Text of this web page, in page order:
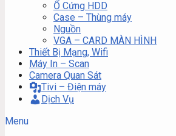
Ổ Cứng HDD
Case – Thùng máy
Nguồn
VGA – CARD MÀN HÌNH
Thiết Bị Mạng, Wifi
Máy In – Scan
Camera Quan Sát
Tivi – Điện máy
Dịch Vụ
Menu